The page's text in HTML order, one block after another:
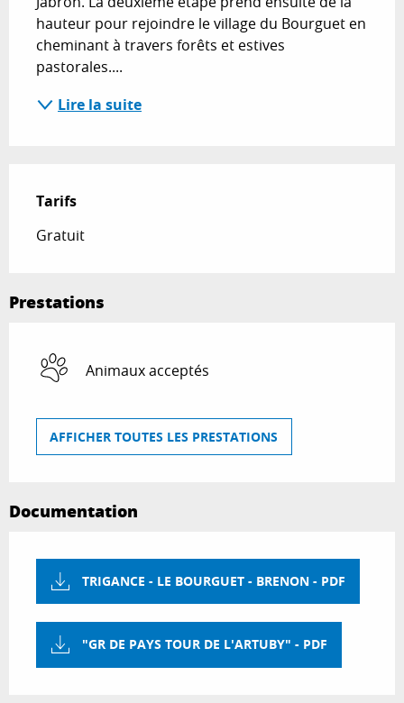
hauteur pour rejoindre le village du Bourguet en
cheminant à travers forêts et estives
pastorales....
Lire la suite
Tarifs
Gratuit
Prestations
Animaux acceptés
AFFICHER TOUTES LES PRESTATIONS
Documentation
TRIGANCE - LE BOURGUET - BRENON - PDF
"GR DE PAYS TOUR DE L'ARTUBY" - PDF